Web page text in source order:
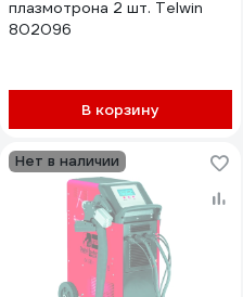
плазмотрона 2 шт. Telwin
802096
В корзину
Нет в наличии